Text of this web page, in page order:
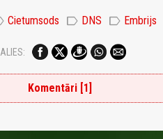
Cietumsods label DNS label Embrijs
Komentāri [1]